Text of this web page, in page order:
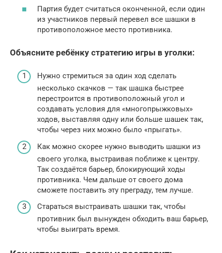
Партия будет считаться оконченной, если один
из участников первый перевел все шашки в
противоположное место противника.
Объясните ребёнку стратегию игры в уголки:
Нужно стремиться за один ход сделать
несколько скачков — так шашка быстрее
перестроится в противоположный угол и
создавать условия для «многопрыжковых»
ходов, выставляя одну или больше шашек так,
чтобы через них можно было «прыгать».
Как можно скорее нужно выводить шашки из
своего уголка, выстраивая поближе к центру.
Так создаётся барьер, блокирующий ходы
противника. Чем дальше от своего дома
сможете поставить эту преграду, тем лучше.
Стараться выстраивать шашки так, чтобы
противник был вынужден обходить ваш барьер,
чтобы выиграть время.